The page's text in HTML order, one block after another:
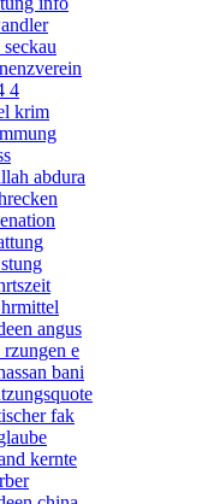
seckau
4
krim
abdura
angus
rzungen e
bani
fak
kernte